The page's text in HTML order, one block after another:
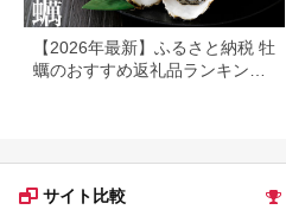
【2026年最新】ふるさと納税 牡
蠣のおすすめ返礼品ランキング
サイト比較